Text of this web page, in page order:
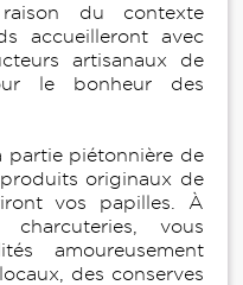
du contexte
accueilleront avec
artisanaux de
le bonheur des
partie piétonnière de
originaux de
vos papilles. À
vous
amoureusement
des conserves